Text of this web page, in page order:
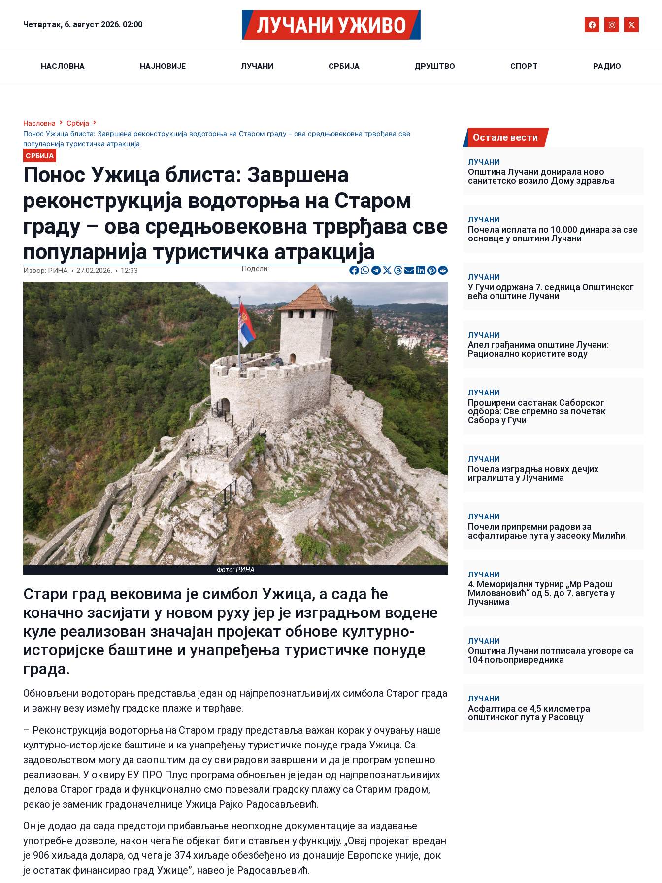
Четвртак, 6. август 2026. 02:00
НАСЛОВНА НАЈНОВИЈЕ ЛУЧАНИ СРБИЈА ДРУШТВО СПОРТ РАДИО
Насловна
Србија
Понос Ужица блиста: Завршена реконструкција водоторња на Старом граду – ова средњовековна трврђава све
популарнија туристичка атракција
СРБИЈА
Понос Ужица блиста: Завршена
реконструкција водоторња на Старом
граду – ова средњовековна трврђава све
популарнија туристичка атракција
Извор: РИНА 27.02.2026. 12:33 Подели:
Фото: РИНА
Стари град вековима је симбол Ужица, а сада ће
коначно засијати у новом руху јер је изградњом водене
куле реализован значајан пројекат обнове културно-
историјске баштине и унапређења туристичке понуде
града.
Обновљени водоторањ представља један од најпрепознатљивијих симбола Старог града
и важну везу између градске плаже и тврђаве.
– Реконструкција водоторња на Старом граду представља важан корак у очувању наше
културно-историјске баштине и ка унапређењу туристичке понуде града Ужица. Са
задовољством могу да саопштим да су сви радови завршени и да је програм успешно
реализован. У оквиру ЕУ ПРО Плус програма обновљен је један од најпрепознатљивијих
делова Старог града и функционално смо повезали градску плажу са Старим градом,
рекао је заменик градоначелнице Ужица Рајко Радосављевић.
Он је додао да сада предстоји прибављање неопходне документације за издавање
употребне дозволе, након чега ће објекат бити стављен у функцију. „Овај пројекат вредан
је 906 хиљада долара, од чега је 374 хиљаде обезбеђено из донације Европске уније, док
је остатак финансирао град Ужице”, навео је Радосављевић.
Остале вести
ЛУЧАНИ
Општина Лучани донирала ново
санитетско возило Дому здравља
ЛУЧАНИ
Почела исплата по 10.000 динара за све
основце у општини Лучани
ЛУЧАНИ
У Гучи одржана 7. седница Општинског
већа општине Лучани
ЛУЧАНИ
Апел грађанима општине Лучани:
Рационално користите воду
ЛУЧАНИ
Проширени састанак Саборског
одбора: Све спремно за почетак
Сабора у Гучи
ЛУЧАНИ
Почела изградња нових дечјих
игралишта у Лучанима
ЛУЧАНИ
Почели припремни радови за
асфалтирање пута у засеоку Милићи
ЛУЧАНИ
4. Меморијални турнир „Мр Радош
Миловановић“ од 5. до 7. августа у
Лучанима
ЛУЧАНИ
Општина Лучани потписала уговоре са
104 пољопривредника
ЛУЧАНИ
Асфалтира се 4,5 километра
општинског пута у Расовцу